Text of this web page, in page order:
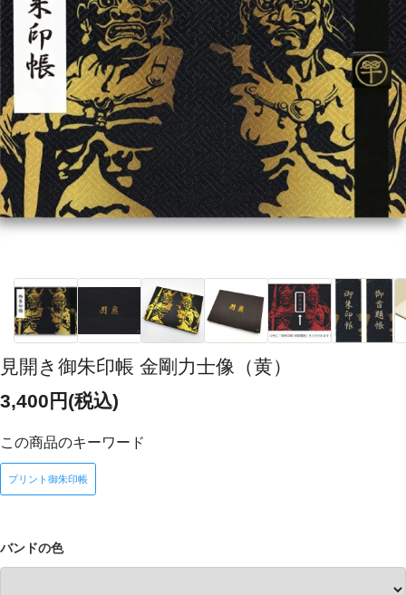
見開き御朱印帳 金剛力士像（黄）
3,400円(税込)
この商品のキーワード
プリント御朱印帳
バンドの色